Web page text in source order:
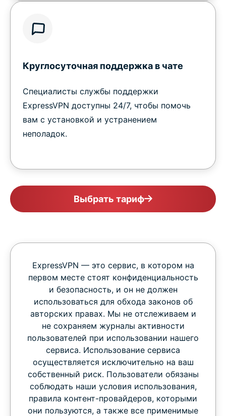
Круглосуточная поддержка в чате
Специалисты службы поддержки
ExpressVPN доступны 24/7, чтобы помочь
вам с установкой и устранением
неполадок.
Выбрать тариф
ExpressVPN — это сервис, в котором на
первом месте стоят конфиденциальность
и безопасность, и он не должен
использоваться для обхода законов об
авторских правах. Мы не отслеживаем и
не сохраняем журналы активности
пользователей при использовании нашего
сервиса. Использование сервиса
осуществляется исключительно на ваш
собственный риск. Пользователи обязаны
соблюдать наши условия использования,
правила контент-провайдеров, которыми
они пользуются, а также все применимые